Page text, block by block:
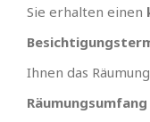
Sie erhalten einen
Ihnen das